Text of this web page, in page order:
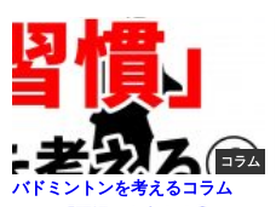
コラム
バドミントンを考えるコラム